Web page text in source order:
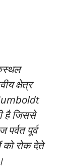
क्षेत्र
है जिससे
पूर्व
को रोक देते